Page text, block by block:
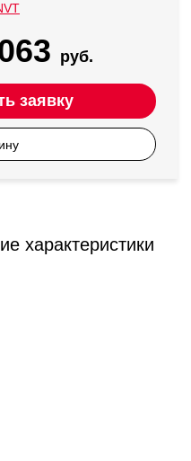
руб.
заявку
характеристики